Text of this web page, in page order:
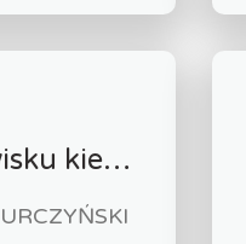
Osoba na stanowisku kierowcy